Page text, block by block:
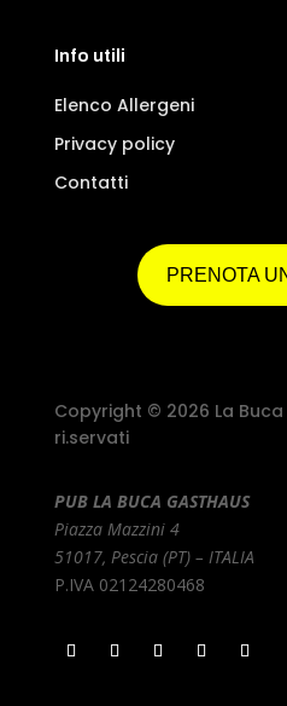
Info utili
Elenco Allergeni
Privacy policy
Contatti
PRENOTA
Copyright © 2026 La
ri.servati
PUB LA BUCA GASTHAUS
Piazza Mazzini 4
51017, Pescia (PT) – ITALIA
P.IVA 02124280468